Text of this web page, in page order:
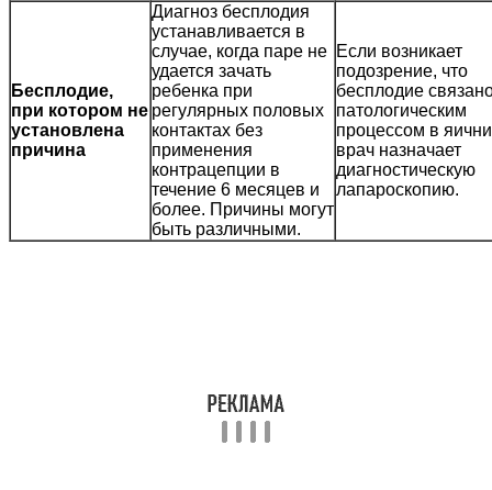
Бесплодие,
при котором не
установлена
причина
Диагноз бесплодия
устанавливается в
случае, когда паре не
удается зачать
ребенка при
регулярных половых
контактах без
применения
контрацепции в
течение 6 месяцев и
более. Причины могут
быть различными.
Если возникает
подозрение, что
бесплодие
патологическим
процессом в
врач назначает
диагностическую
лапароскопию.